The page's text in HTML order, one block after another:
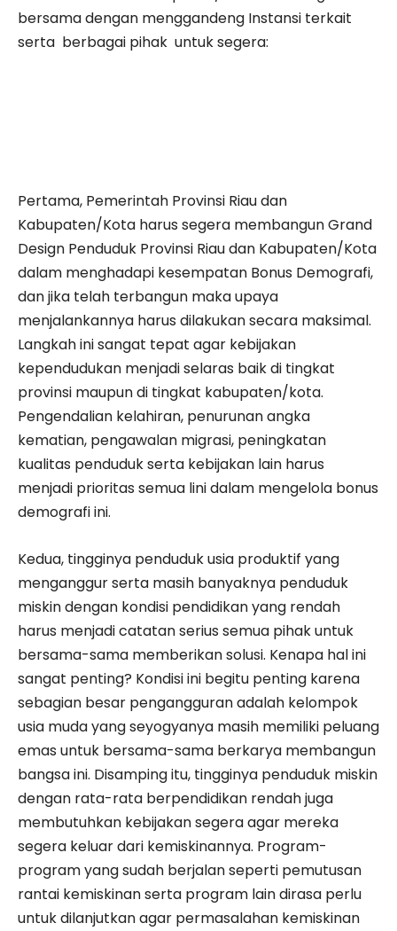
bersama dengan menggandeng Instansi terkait
serta berbagai pihak untuk segera:
Pertama, Pemerintah Provinsi Riau dan
Kabupaten/Kota harus segera membangun Grand
Design Penduduk Provinsi Riau dan Kabupaten/Kota
dalam menghadapi kesempatan Bonus Demografi,
dan jika telah terbangun maka upaya
menjalankannya harus dilakukan secara maksimal.
Langkah ini sangat tepat agar kebijakan
kependudukan menjadi selaras baik di tingkat
provinsi maupun di tingkat kabupaten/kota.
Pengendalian kelahiran, penurunan angka
kematian, pengawalan migrasi, peningkatan
kualitas penduduk serta kebijakan lain harus
menjadi prioritas semua lini dalam mengelola bonus
demografi ini.
Kedua, tingginya penduduk usia produktif yang
menganggur serta masih banyaknya penduduk
miskin dengan kondisi pendidikan yang rendah
harus menjadi catatan serius semua pihak untuk
bersama-sama memberikan solusi. Kenapa hal ini
sangat penting? Kondisi ini begitu penting karena
sebagian besar pengangguran adalah kelompok
usia muda yang seyogyanya masih memiliki peluang
emas untuk bersama-sama berkarya membangun
bangsa ini. Disamping itu, tingginya penduduk miskin
dengan rata-rata berpendidikan rendah juga
membutuhkan kebijakan segera agar mereka
segera keluar dari kemiskinannya. Program-
program yang sudah berjalan seperti pemutusan
rantai kemiskinan serta program lain dirasa perlu
untuk dilanjutkan agar permasalahan kemiskinan